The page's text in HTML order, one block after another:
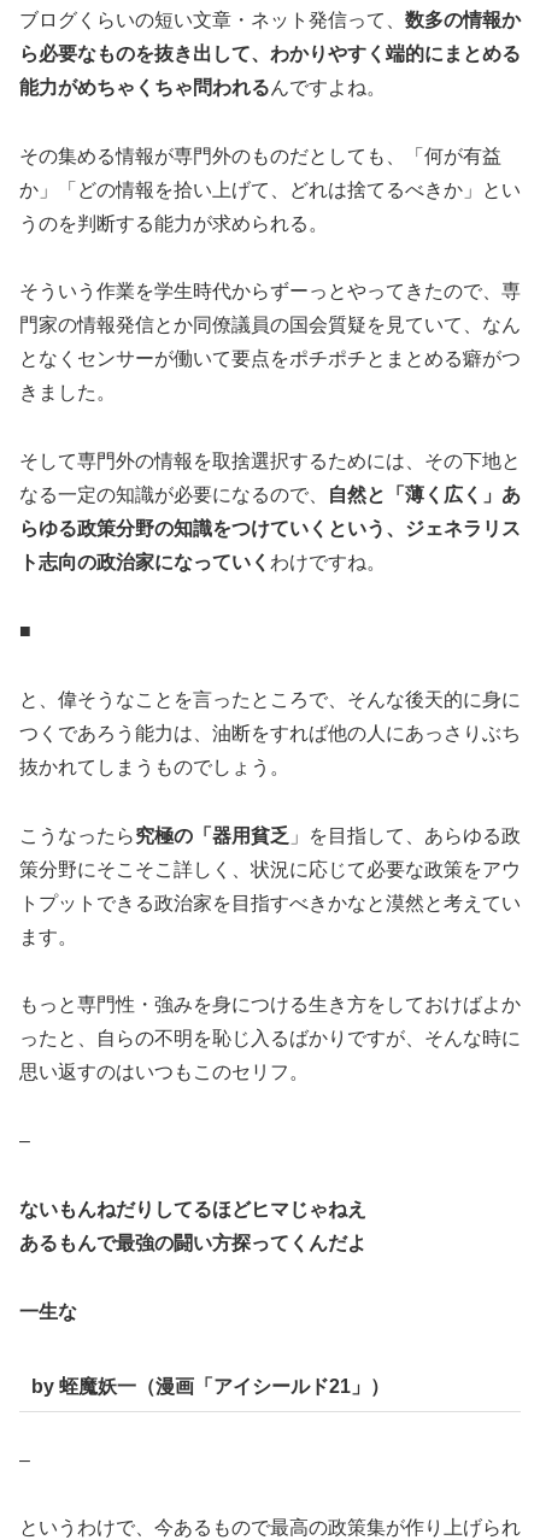
ブログくらいの短い文章・ネット発信って、 数多の情報か
ら必要なものを抜き出して、わかりやすく端的にまとめる
能力がめちゃくちゃ問われるんですよね。
その集める情報が専門外のものだとしても、「何が有益
か」「どの情報を拾い上げて、どれは捨てるべきか」とい
うのを判断する能力が求められる。
そういう作業を学生時代からずーっとやってきたので、専
門家の情報発信とか同僚議員の国会質疑を見ていて、なん
となくセンサーが働いて要点をポチポチとまとめる癖がつ
きました。
そして専門外の情報を取捨選択するためには、その下地と
なる一定の知識が必要になるので、
自然と「薄く広く」あ
らゆる政策分野の知識をつけていくという、ジェネラリス
ト志向の政治家になっていく わけですね。
■
と、偉そうなことを言ったところで、そんな後天的に身に
つくであろう能力は、油断をすれば他の人にあっさりぶち
抜かれてしまうものでしょう。
こうなったら究極の「器用貧乏 」を目指して、あらゆる政
策分野にそこそこ詳しく、状況に応じて必要な政策をアウ
トプットできる政治家を目指すべきかなと漠然と考えてい
ます。
もっと専門性・強みを身につける生き方をしておけばよか
ったと、自らの不明を恥じ入るばかりですが、そんな時に
思い返すのはいつもこのセリフ。
–
ないもんねだりしてるほどヒマじゃねえ
あるもんで最強の闘い方探ってくんだよ
一生な
by 蛭魔妖一（漫画「アイシールド21」）
–
というわけで、今あるもので最高の政策集が作り上げられ